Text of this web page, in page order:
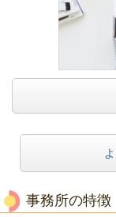
事務所の特徴